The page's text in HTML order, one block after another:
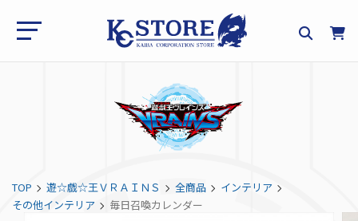
TOP 遊☆戯☆王ＶＲＡＩＮＳ 全商品
インテリア
その他インテリア
毎日召喚カレンダー